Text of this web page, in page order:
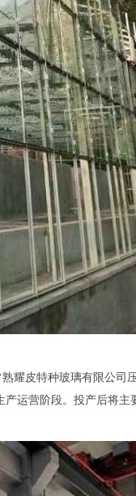
耀皮特种玻璃有限公司
运营阶段。投产后将主